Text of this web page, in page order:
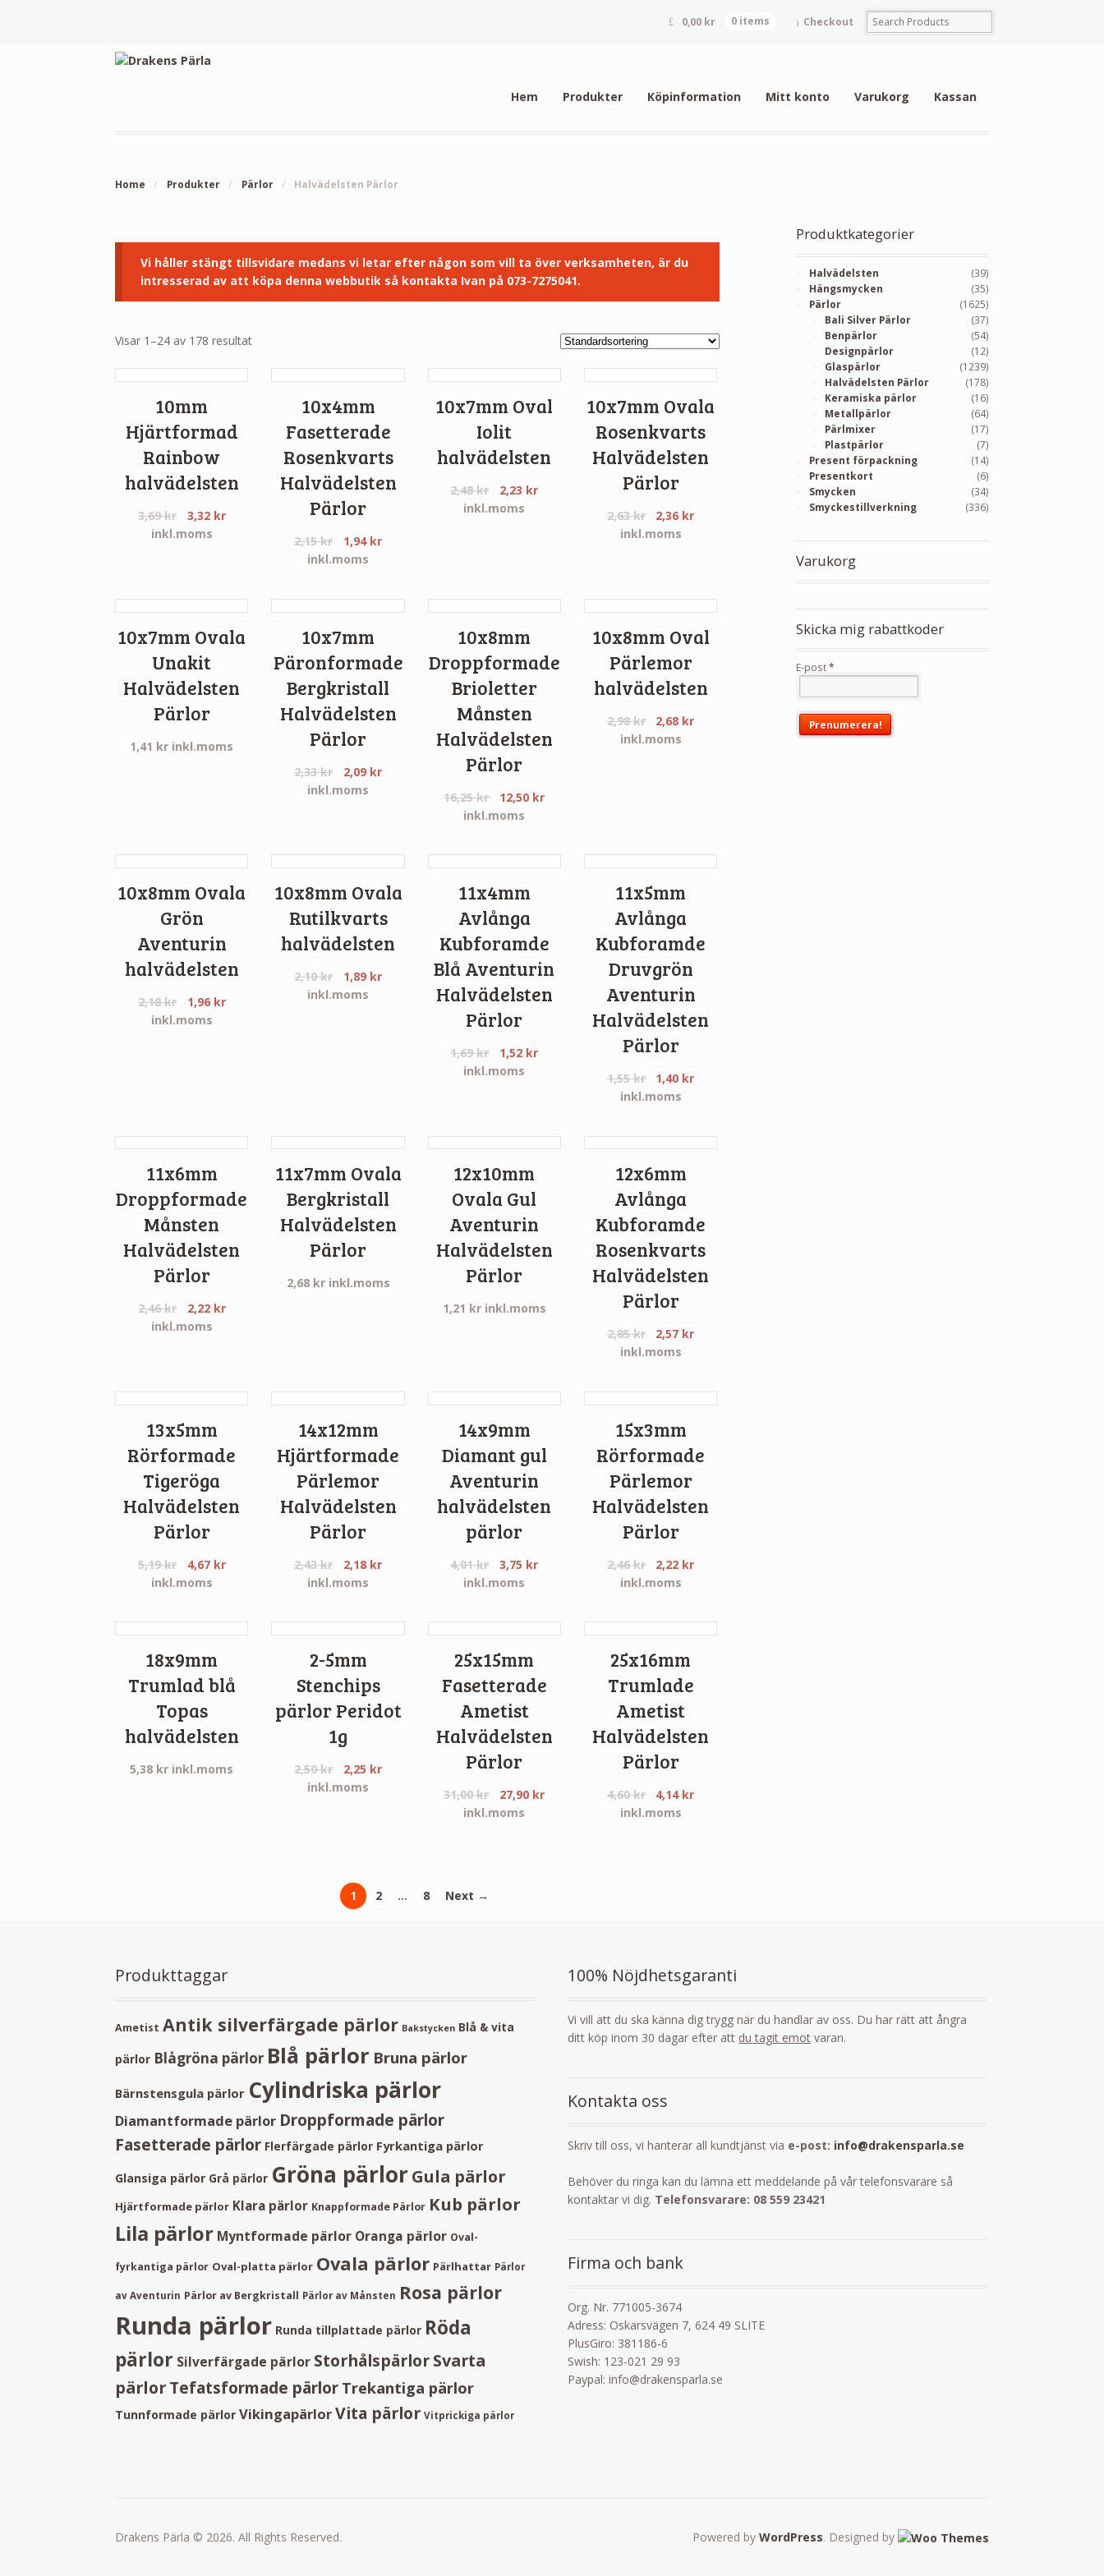
0,00 kr 0 items Checkout
Hem Produkter Köpinformation Mitt konto Varukorg Kassan
Home / Produkter / Pärlor / Halvädelsten Pärlor
Vi håller stängt tillsvidare medans vi letar efter någon som vill ta över verksamheten, är du
intresserad av att köpa denna webbutik så kontakta Ivan på 073-7275041.
Visar 1–24 av 178 resultat
10mm
Hjärtformad
Rainbow
halvädelsten
3,69kr 3,32 kr
inkl.moms
10x4mm
Fasetterade
Rosenkvarts
Halvädelsten
Pärlor
2,15kr 1,94 kr
inkl.moms
10x7mm Oval
Iolit
halvädelsten
2,48kr 2,23 kr
inkl.moms
10x7mm Ovala
Rosenkvarts
Halvädelsten
Pärlor
2,63kr 2,36 kr
inkl.moms
10x7mm Ovala
Unakit
Halvädelsten
Pärlor
1,41 kr inkl.moms
10x7mm
Päronformade
Bergkristall
Halvädelsten
Pärlor
2,33kr 2,09 kr
inkl.moms
10x8mm
Droppformade
Brioletter
Månsten
Halvädelsten
Pärlor
16,25kr 12,50 kr
inkl.moms
10x8mm Oval
Pärlemor
halvädelsten
2,98kr 2,68 kr
inkl.moms
10x8mm Ovala
Grön
Aventurin
halvädelsten
2,18kr 1,96 kr
inkl.moms
10x8mm Ovala
Rutilkvarts
halvädelsten
2,10kr 1,89 kr
inkl.moms
11x4mm
Avlånga
Kubforamde
Blå Aventurin
Halvädelsten
Pärlor
1,69kr 1,52 kr
inkl.moms
11x5mm
Avlånga
Kubforamde
Druvgrön
Aventurin
Halvädelsten
Pärlor
1,55kr 1,40 kr
inkl.moms
11x6mm
Droppformade
Månsten
Halvädelsten
Pärlor
2,46kr 2,22 kr
inkl.moms
11x7mm Ovala
Bergkristall
Halvädelsten
Pärlor
2,68 kr inkl.moms
12x10mm
Ovala Gul
Aventurin
Halvädelsten
Pärlor
1,21 kr inkl.moms
12x6mm
Avlånga
Kubforamde
Rosenkvarts
Halvädelsten
Pärlor
2,85kr 2,57 kr
inkl.moms
13x5mm
Rörformade
Tigeröga
Halvädelsten
Pärlor
5,19kr 4,67 kr
inkl.moms
14x12mm
Hjärtformade
Pärlemor
Halvädelsten
Pärlor
2,43kr 2,18 kr
inkl.moms
14x9mm
Diamant gul
Aventurin
halvädelsten
pärlor
4,01kr 3,75 kr
inkl.moms
15x3mm
Rörformade
Pärlemor
Halvädelsten
Pärlor
2,46kr 2,22 kr
inkl.moms
18x9mm
Trumlad blå
Topas
halvädelsten
5,38 kr inkl.moms
2-5mm
Stenchips
pärlor Peridot
1g
2,50kr 2,25 kr
inkl.moms
25x15mm
Fasetterade
Ametist
Halvädelsten
Pärlor
31,00kr 27,90 kr
inkl.moms
25x16mm
Trumlade
Ametist
Halvädelsten
Pärlor
4,60kr 4,14 kr
inkl.moms
1 2 … 8 Next →
Produktkategorier
Halvädelsten
(39)
Hängsmycken
(35)
Pärlor
(1625)
Bali Silver Pärlor
(37)
Benpärlor
(54)
Designpärlor
(12)
Glaspärlor
(1239)
Halvädelsten Pärlor
(178)
Keramiska pärlor
(16)
Metallpärlor
(64)
Pärlmixer
(17)
Plastpärlor
(7)
Present förpackning
(14)
Presentkort
(6)
Smycken
(34)
Smyckestillverkning
(336)
Varukorg
Skicka mig rabattkoder
E-post*
Produkttaggar
Ametist Antik silverfärgade pärlor Bakstycken Blå & vita
pärlor Blågröna pärlor Blå pärlor Bruna pärlor
Bärnstensgula pärlor Cylindriska pärlor
Diamantformade pärlor Droppformade pärlor
Fasetterade pärlor Flerfärgade pärlor Fyrkantiga pärlor
Glansiga pärlor Grå pärlor Gröna pärlorGula pärlor
Hjärtformade pärlor Klara pärlor Knappformade Pärlor Kub pärlor
Lila pärlor Myntformade pärlor Oranga pärlor Oval-
fyrkantiga pärlor Oval-platta pärlor Ovala pärlor Pärlhattar Pärlor
av Aventurin Pärlor av Bergkristall Pärlor av Månsten Rosa pärlor
Runda pärlor Runda tillplattade pärlor Röda
pärlor Silverfärgade pärlor StorhålspärlorSvarta
pärlorTefatsformade pärlor Trekantiga pärlor
Tunnformade pärlor VikingapärlorVita pärlor Vitprickiga pärlor
100% Nöjdhetsgaranti
Vi vill att du ska känna dig trygg när du handlar av oss. Du har rätt att ångra
ditt köp inom 30 dagar efter att du tagit emot varan.
Kontakta oss
Skriv till oss, vi hanterar all kundtjänst via e-post: info@drakensparla.se
Behöver du ringa kan du lämna ett meddelande på vår telefonsvarare så
kontaktar vi dig. Telefonsvarare: 08 559 23421
Firma och bank
Org. Nr. 771005-3674
Adress: Oskarsvägen 7, 624 49 SLITE
PlusGiro: 381186-6
Swish: 123-021 29 93
Paypal: info@drakensparla.se
Drakens Pärla © 2026. All Rights Reserved. Powered by WordPress. Designed by